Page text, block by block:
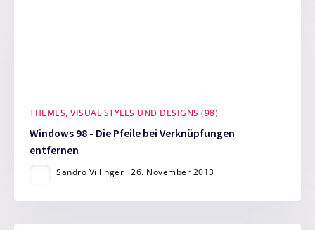
THEMES, VISUAL STYLES UND DESIGNS (98)
Windows 98 - Die Pfeile bei Verknüpfungen
entfernen
Sandro Villinger 26. November 2013